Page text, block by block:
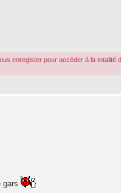
enregister pour accéder à la totalité
gars